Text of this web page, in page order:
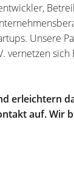
Unsere
vernetzen
erleichtern
auf. Wir